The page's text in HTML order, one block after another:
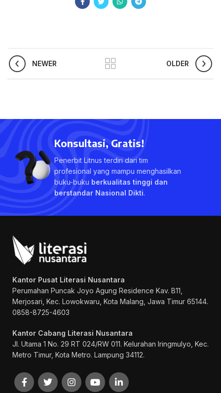
NEWER OLDER
Konsultasi, Gratis!
Penerbit Litnus terdiri dari tim
profesional yang mampu menghasilkan
buku-buku berkualitas tinggi dan
berstandar Nasional Dikti.
Kantor Pusat Literasi Nusantara
Perumahan Puncak Joyo Agung Residence Kav. B11,
Merjosari, Kec. Lowokwaru, Kota Malang, Jawa Timur 65144.
0858-8725-4603
Kantor Cabang Literasi Nusantara
Jl. Utama 1 No. 29 RT 024/RW 011. Kelurahan Iringmulyo, Kec.
Metro Timur, Kota Metro. Lampung 34112.